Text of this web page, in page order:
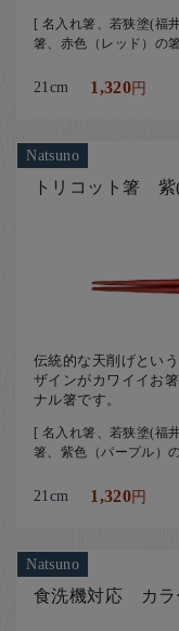
[ 名入れ箸、若狭塗(福
箸、赤色（レッド）の
21cm 1,320円
Natsuno
トリコット箸 紫
伝統的な天削げとい
ザインがカワイイお
ナル箸です。
[ 名入れ箸、若狭塗(福
箸、紫色（パープル）
21cm 1,320円
Natsuno
食洗機対応 カラ